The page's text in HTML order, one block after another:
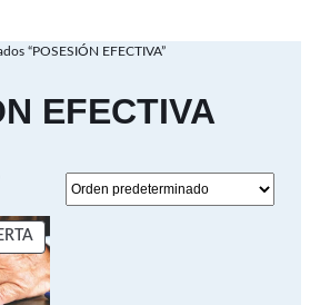
“POSESIÓN EFECTIVA”
EFECTIVA
PRODUCTO
EN
OFERTA